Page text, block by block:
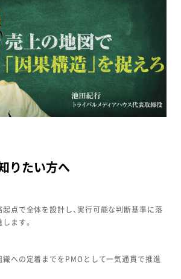
りたい方へ
点で全体を設計し、実行可能な判断基準に落
ます。
への定着までをPMOとして一気通貫で推進